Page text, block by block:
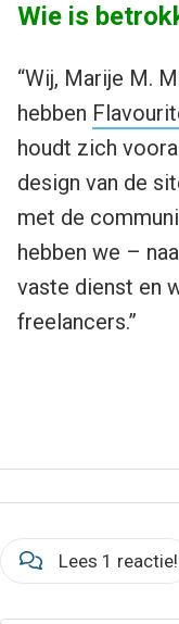
Wie is
“Wij, Marije M.
hebben
houdt zich
design van de
met de
hebben we –
vaste dienst en
freelancers.”
Lees 1 reactie!